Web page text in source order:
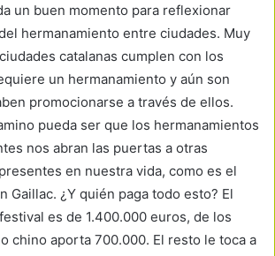
un buen momento para reflexionar
hermanamiento entre ciudades. Muy
catalanas cumplen con los
un hermanamiento y aún son
promocionarse a través de ellos.
pueda ser que los hermanamientos
nos abran las puertas a otras
en nuestra vida, como es el
Gaillac. ¿Y quién paga todo esto? El
es de 1.400.000 euros, de los
chino aporta 700.000. El resto le toca a